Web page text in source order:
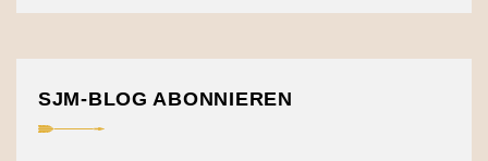
SJM-BLOG ABONNIEREN